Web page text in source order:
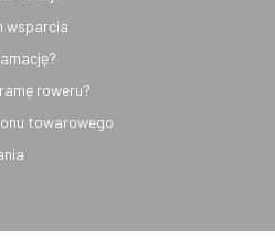
wsparcia
roweru?
towarowego